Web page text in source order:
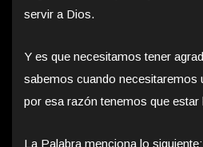
servir a Dios.
Y es que necesitamos tener
sabemos cuando necesitaremos
por esa razón tenemos que estar
La Palabra menciona lo